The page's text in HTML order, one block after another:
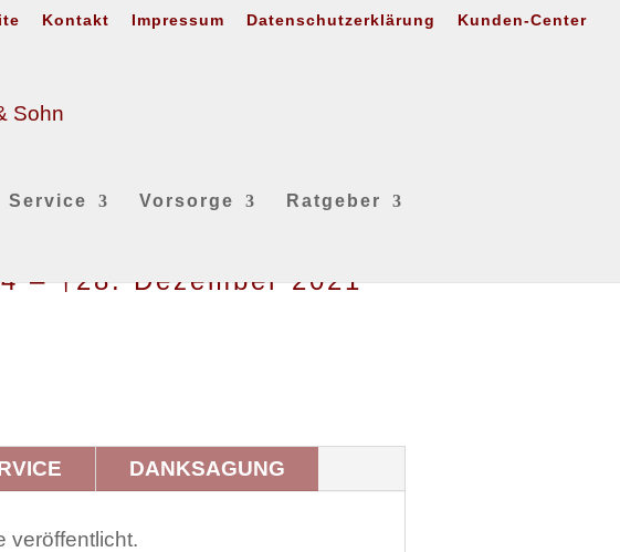
Kontakt Impressum Datenschutzerklärung Kunden-Center
Service Vorsorge Ratgeber
– †28. Dezember 2021
DANKSAGUNG
veröffentlicht.